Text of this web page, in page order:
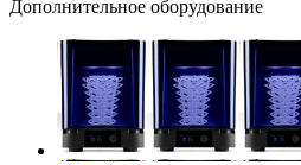
Дополнительное оборудование